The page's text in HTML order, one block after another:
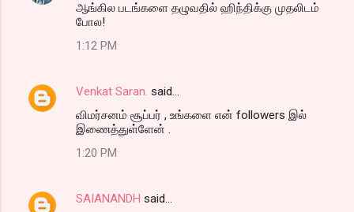
ஆங்கில படங்களை தழுவதில் ஹிந்திக்கு முதலிடம்
போல!
1:12 PM
Venkat Saran. said…
விமர்சனம் சூப்பர் , உங்களை என் followers இல்
இணைத்துள்ளேன் .
1:20 PM
SAIANANDH said…